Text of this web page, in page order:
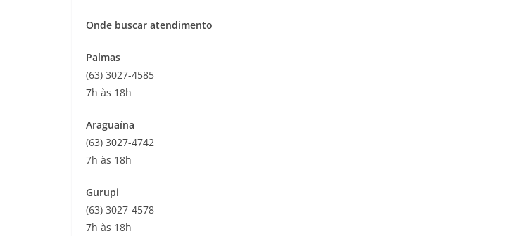
Onde buscar atendimento
Palmas
(63) 3027-4585
7h às 18h
Araguaína
(63) 3027-4742
7h às 18h
Gurupi
(63) 3027-4578
7h às 18h